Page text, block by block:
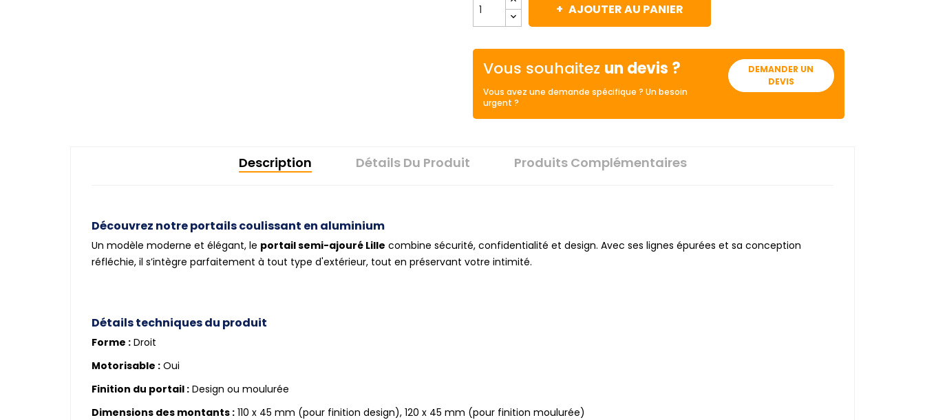
AJOUTER AU PANIER
Vous souhaitez un devis ?
Vous avez une demande spécifique ? Un besoin
urgent ?
DEMANDER UN
DEVIS
Description Détails Du Produit Produits Complémentaires
Découvrez notre portails coulissant en aluminium
Un modèle moderne et élégant, le portail semi-ajouré Lille combine sécurité, confidentialité et design. Avec ses lignes épurées et sa conception
réfléchie, il s’intègre parfaitement à tout type d'extérieur, tout en préservant votre intimité.
Détails techniques du produit
Forme : Droit
Motorisable : Oui
Finition du portail : Design ou moulurée
Dimensions des montants : 110 x 45 mm (pour finition design), 120 x 45 mm (pour finition moulurée)